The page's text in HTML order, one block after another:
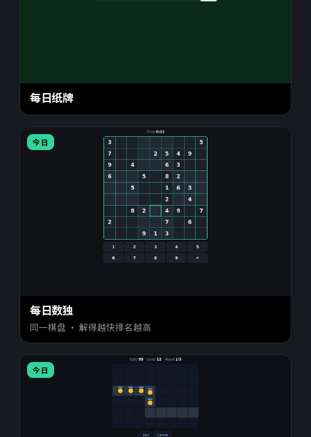
每日纸牌
今日
每日数独
同一棋盘 · 解得越快排名越高
今日